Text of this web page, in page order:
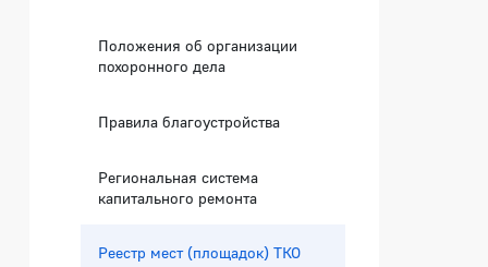
Положения об организации
похоронного дела
Правила благоустройства
Региональная система
капитального ремонта
Реестр мест (площадок) ТКО